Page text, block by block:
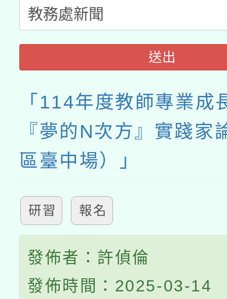
送出
「114年度教師專業成
『夢的N次方』實踐家
區臺中場）」
研習 報名
發佈者：許偵倫
發佈時間：2025-03-14